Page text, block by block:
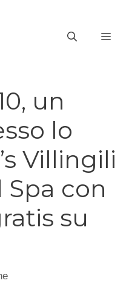
un
lo
Villingili
Spa con
su